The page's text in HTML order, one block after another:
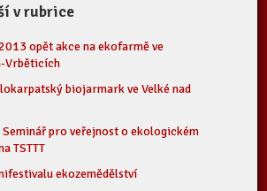
v rubrice
opět akce na ekofarmě ve
Vrběticích
biojarmark ve Velké nad
pro veřejnost o ekologickém
TSTTT
ekozemědělství